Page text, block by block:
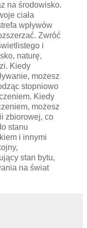
na środowisko.
ciała
wpływów
Zwróć
i
naturę,
Kiedy
możesz
stopniowo
Kiedy
możesz
zbiorowej, co
stanu
i innymi
stan bytu,
na świat